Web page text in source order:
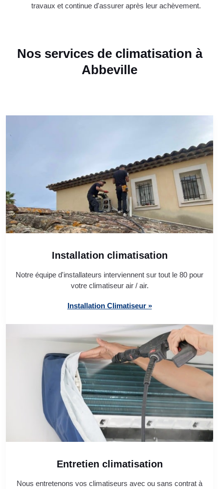
travaux et continue d'assurer après leur achèvement.
Nos services de climatisation à
Abbeville
Installation climatisation
Notre équipe d'installateurs interviennent sur tout le 80 pour
votre climatiseur air / air.
Installation Climatiseur »
Entretien climatisation
Nous entretenons vos climatiseurs avec ou sans contrat à